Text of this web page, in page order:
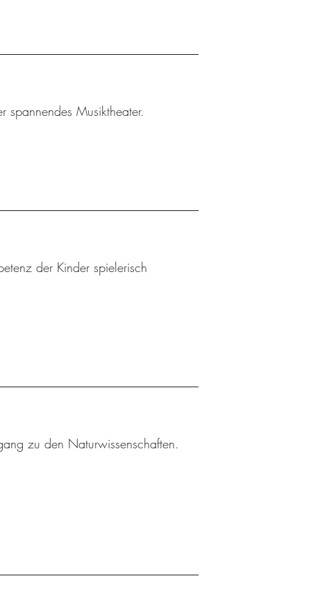
spannendes Musiktheater.
der Kinder spielerisch
zu den Naturwissenschaften.